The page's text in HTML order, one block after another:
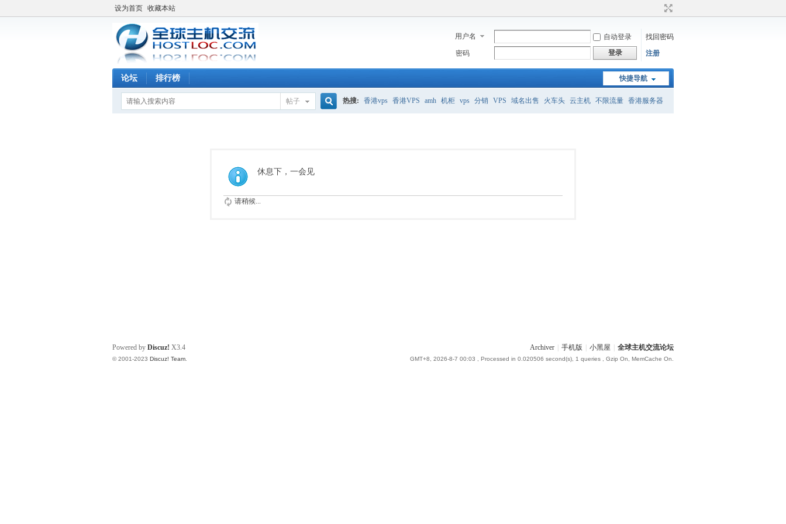
设为首页 收藏本站
用户名 自动登录
找回密码
密码
登录 注册
快捷导航
论坛 排行榜
帖子 热搜: 香港vps 香港VPS amh 机柜 vps 分销 VPS 域名出售 火车头 云主机 不限流量 香港服务器
休息下，一会见
请稍候...
Archiver 手机版 小黑屋 全球主机交流论坛
GMT+8, 2026-8-7 00:03 , Processed in 0.020506 second(s), 1 queries , Gzip On, MemCache On.
Powered by Discuz! X3.4
© 2001-2023 Discuz! Team